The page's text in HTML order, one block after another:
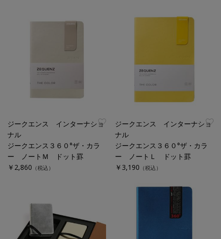
ジークエンス インターナショ
ナル
ジークエンス３６０°ザ・カラ
ー ノートＭ ドット罫
￥2,860 （税込）
ジークエンス インターナショ
ナル
ジークエンス３６０°ザ・カラ
ー ノートＬ ドット罫
￥3,190 （税込）